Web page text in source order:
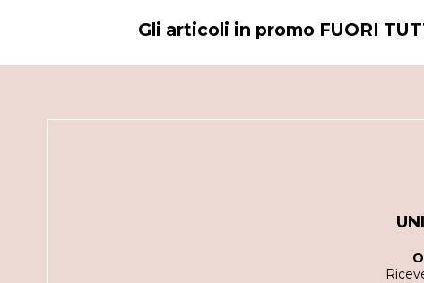
Gli articoli in promo FUORI